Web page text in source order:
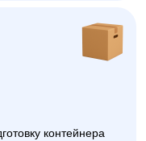
контейнера